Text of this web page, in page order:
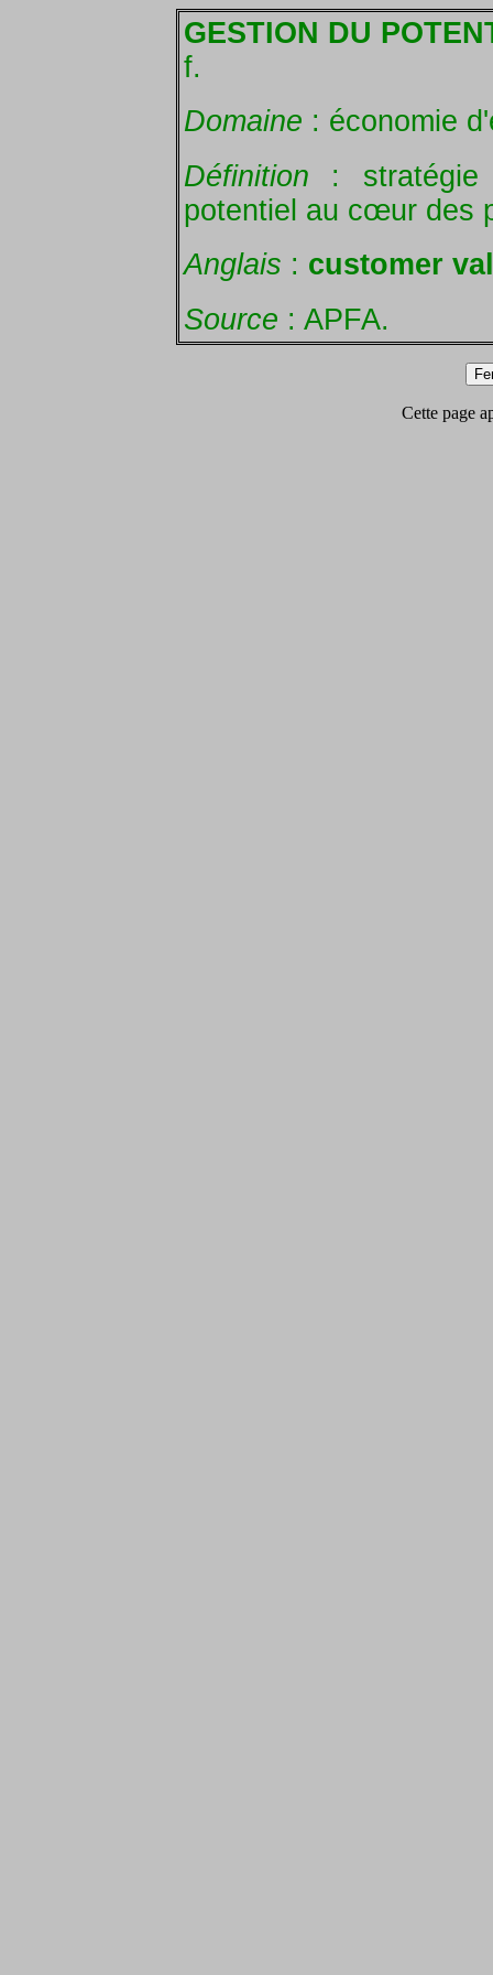
GESTION DU
f.
Domaine : économie
Définition :
potentiel au cœur des
Anglais : customer
Source : APFA.
Cette page